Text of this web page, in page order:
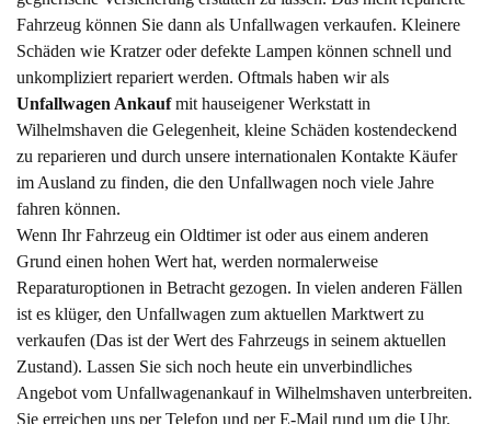
Fahrzeug können Sie dann als Unfallwagen verkaufen. Kleinere
Schäden wie Kratzer oder defekte Lampen können schnell und
unkompliziert repariert werden. Oftmals haben wir als
Unfallwagen Ankaufmit hauseigener Werkstatt in
Wilhelmshaven die Gelegenheit, kleine Schäden kostendeckend
zu reparieren und durch unsere internationalen Kontakte Käufer
im Ausland zu finden, die den Unfallwagen noch viele Jahre
fahren können.
Wenn Ihr Fahrzeug ein Oldtimer ist oder aus einem anderen
Grund einen hohen Wert hat, werden normalerweise
Reparaturoptionen in Betracht gezogen. In vielen anderen Fällen
ist es klüger, den Unfallwagen zum aktuellen Marktwert zu
verkaufen (Das ist der Wert des Fahrzeugs in seinem aktuellen
Zustand). Lassen Sie sich noch heute ein unverbindliches
Angebot vom Unfallwagenankauf in Wilhelmshaven unterbreiten.
Sie erreichen uns per Telefon und per E-Mail rund um die Uhr.